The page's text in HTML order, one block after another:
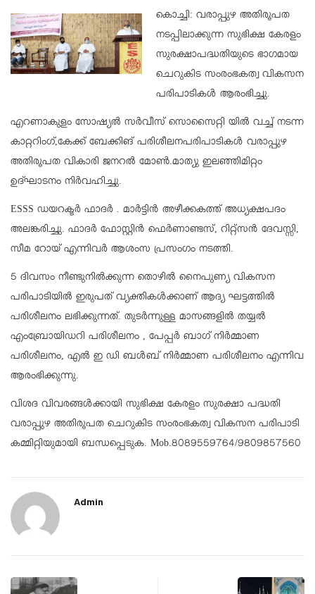
കൊച്ചി: വരാപ്പുഴ അതിരൂപത
നടപ്പിലാക്കുന്ന സുഭിക്ഷ കേരളം
സുരക്ഷാപദ്ധതിയുടെ ഭാഗമായ
ചെറുകിട സംരംഭകത്വ വികസന
പരിപാടികൾ ആരംഭിച്ചു.
എറണാകുളം സോഷ്യൽ സർവീസ് സൊസൈറ്റി യിൽ വച്ച് നടന്ന
കാറ്ററിംഗ്,കേക്ക് ബേക്കിങ് പരിശീലനപരിപാടികൾ വരാപ്പുഴ
അതിരൂപത വികാരി ജനറൽ മോൺ.മാത്യു ഇലഞ്ഞിമിറ്റം
ഉദ്ഘാടനം നിർവഹിച്ചു.
ESSS ഡയറക്ടർ ഫാദർ . മാർട്ടിൻ അഴീക്കകത്ത് അധ്യക്ഷപദം
അലങ്കരിച്ചു. ഫാദർ ഫോസ്റ്റിൻ ഫെർണാണ്ടസ്, റിറ്റ്സൻ ദേവസ്സി,
സീമ റോയ് എന്നിവർ ആശംസ പ്രസംഗം നടത്തി.
5 ദിവസം നീണ്ടുനിൽക്കുന്ന തൊഴിൽ നൈപുണ്യ വികസന
പരിപാടിയിൽ ഇരുപത് വ്യക്തികൾക്കാണ് ആദ്യ ഘട്ടത്തിൽ
പരിശീലനം ലഭിക്കുന്നത്. തുടർന്നുള്ള മാസങ്ങളിൽ തയ്യൽ
എംബ്രോയിഡറി പരിശീലനം , പേപ്പർ ബാഗ് നിർമ്മാണ
പരിശീലനം, എൽ ഇ ഡി ബൾബ് നിർമ്മാണ പരിശീലനം എന്നിവ
ആരംഭിക്കുന്നു.
വിശദ വിവരങ്ങൾക്കായി സുഭിക്ഷ കേരളം സുരക്ഷാ പദ്ധതി
വരാപ്പുഴ അതിരൂപത ചെറുകിട സംരംഭകത്വ വികസന പരിപാടി
കമ്മിറ്റിയുമായി ബന്ധപ്പെടുക. Mob.8089559764/9809857560
Admin